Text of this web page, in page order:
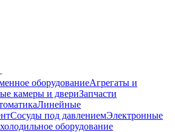
оборудованиеАгрегаты и
камеры и двериЗапчасти
Линейные
Сосуды под давлениемЭлектронные
оборудование